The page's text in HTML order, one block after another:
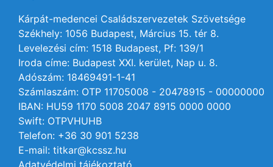
Kárpát-medencei Családszervezetek Szövetsége
Székhely: 1056 Budapest, Március 15. tér 8.
Levelezési cím: 1518 Budapest, Pf: 139/1
Iroda címe: Budapest XXI. kerület, Nap u. 8.
Adószám: 18469491-1-41
Számlaszám: OTP 11705008 - 20478915 - 00000000
IBAN: HU59 1170 5008 2047 8915 0000 0000
Swift: OTPVHUHB
Telefon: +36 30 901 5238
E-mail: titkar@kcssz.hu
Adatvédelmi tájékoztató